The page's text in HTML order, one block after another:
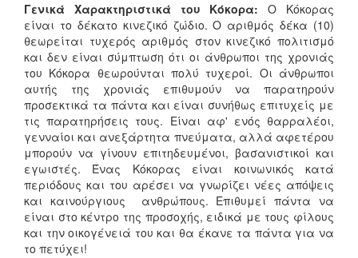
Γενικά Χαρακτηριστικά του Κόκορα: Ο Κόκορας
είναι το δέκατο κινεζικό ζώδιο. Ο αριθμός δέκα (10)
θεωρείται τυχερός αριθμός στον κινεζικό πολιτισμό
και δεν είναι σύμπτωση ότι οι άνθρωποι της χρονιάς
του Κόκορα θεωρούνται πολύ τυχεροί. Οι άνθρωποι
αυτής της χρονιάς επιθυμούν να παρατηρούν
προσεκτικά τα πάντα και είναι συνήθως επιτυχείς με
τις παρατηρήσεις τους. Είναι αφ' ενός θαρραλέοι,
γενναίοι και ανεξάρτητα πνεύματα, αλλά αφετέρου
μπορούν να γίνουν επιτηδευμένοι, βασανιστικοί και
εγωιστές. Ένας Κόκορας είναι κοινωνικός κατά
περιόδους και του αρέσει να γνωρίζει νέες απόψεις
και καινούργιους
ανθρώπους. Επιθυμεί πάντα να
είναι στο κέντρο της προσοχής, ειδικά με τους φίλους
και την οικογένειά του και θα έκανε τα πάντα για να
το πετύχει!